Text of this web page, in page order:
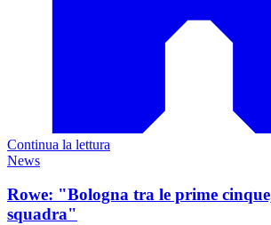
Continua la lettura
News
Rowe: "Bologna tra le prime
squadra"